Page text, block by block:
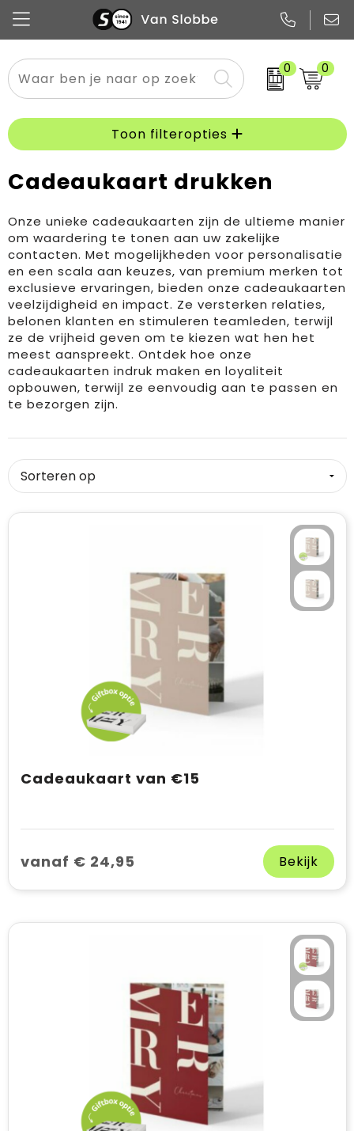
0 0
Alle categorieën
Pennen
Flessen
Mokken en bekers
Meest gekozen
Buitenkleding
Boodschappen- en draagtassen
Zakelijke tassenToon filteropties
Cadeaukaart drukken
Onze unieke cadeaukaarten zijn de ultieme manier
om waardering te tonen aan uw zakelijke
contacten. Met mogelijkheden voor personalisatie
en een scala aan keuzes, van premium merken tot
exclusieve ervaringen, bieden onze cadeaukaarten
veelzijdigheid en impact. Ze versterken relaties,
belonen klanten en stimuleren teamleden, terwijl
ze de vrijheid geven om te kiezen wat hen het
meest aanspreekt. Ontdek hoe onze
cadeaukaarten indruk maken en loyaliteit
opbouwen, terwijl ze eenvoudig aan te passen en
te bezorgen zijn.
Cadeaukaart van €15
vanaf € 24,95 Bekijk